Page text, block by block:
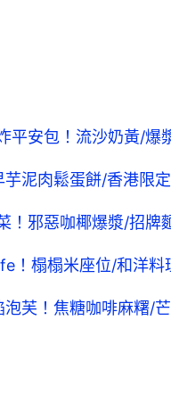
平安包！流沙奶黃/爆
泥肉鬆蛋餅/香港限
！邪惡咖椰爆漿/招牌
！榻榻米座位/和洋料
芙！焦糖咖啡麻糬/